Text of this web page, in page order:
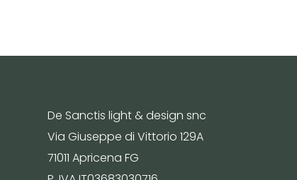
De Sanctis light & design snc
Via Giuseppe di Vittorio 129A
71011 Apricena FG